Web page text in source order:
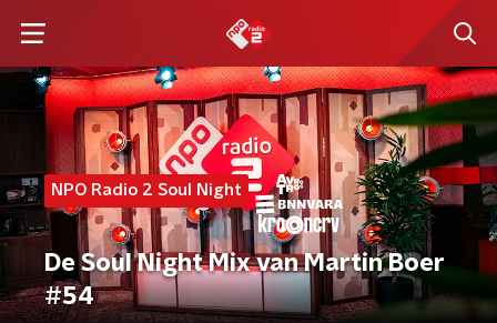
NPO Radio 2 Soul Night
De Soul Night Mix van Martin Boer
#54